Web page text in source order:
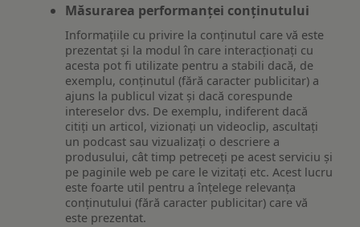
Măsurarea performanței conținutului
Informațiile cu privire la conținutul care vă este
prezentat și la modul în care interacționați cu
acesta pot fi utilizate pentru a stabili dacă, de
exemplu, conținutul (fără caracter publicitar) a
ajuns la publicul vizat și dacă corespunde
intereselor dvs. De exemplu, indiferent dacă
citiți un articol, vizionați un videoclip, ascultați
un podcast sau vizualizați o descriere a
produsului, cât timp petreceți pe acest serviciu și
pe paginile web pe care le vizitați etc. Acest lucru
este foarte util pentru a înțelege relevanța
conținutului (fără caracter publicitar) care vă
este prezentat.